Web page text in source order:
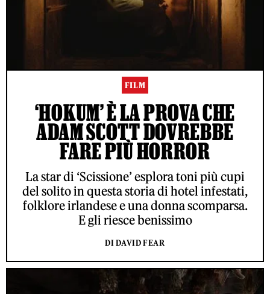
FILM
‘HOKUM’ È LA PROVA CHE
ADAM SCOTT DOVREBBE
FARE PIÙ HORROR
La star di ‘Scissione’ esplora toni più cupi
del solito in questa storia di hotel infestati,
folklore irlandese e una donna scomparsa.
E gli riesce benissimo
DI DAVID FEAR